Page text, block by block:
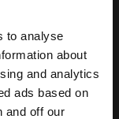
to analyse
about
and analytics
ads based on
and off our